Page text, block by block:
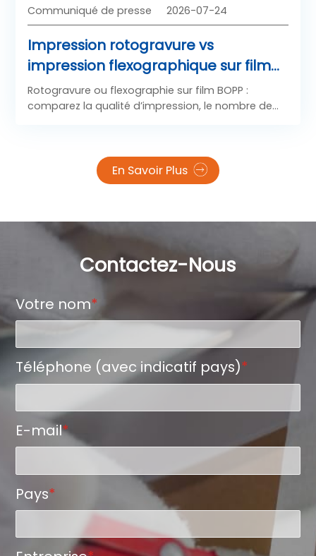
Communiqué de presse 2026-07-24
Impression rotogravure vs
impression flexographique sur film
BOPP : comparaison de la qualité
d’impression, du tirage et du coût
Rotogravure ou flexographie sur film BOPP :
comparez la qualité d’impression, le nombre de
En Savoir Plus
Contactez-Nous
Votre nom*
Téléphone (avec indicatif pays)*
E-mail*
Pays*